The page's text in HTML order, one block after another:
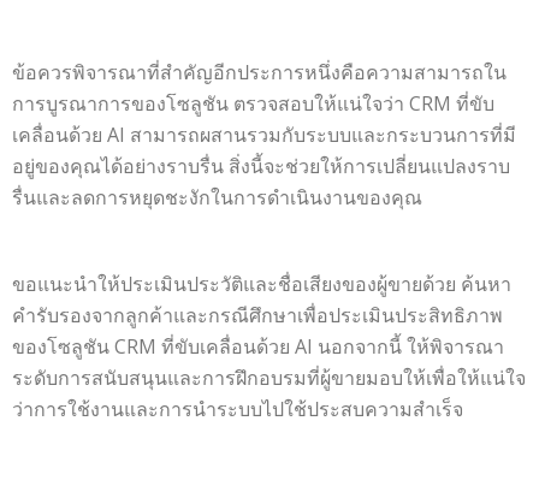
ข้อควรพิจารณาที่สำคัญอีกประการหนึ่งคือความสามารถใน
การบูรณาการของโซลูชัน ตรวจสอบให้แน่ใจว่า CRM ที่ขับ
เคลื่อนด้วย AI สามารถผสานรวมกับระบบและกระบวนการที่มี
อยู่ของคุณได้อย่างราบรื่น สิ่งนี้จะช่วยให้การเปลี่ยนแปลงราบ
รื่นและลดการหยุดชะงักในการดำเนินงานของคุณ
ขอแนะนำให้ประเมินประวัติและชื่อเสียงของผู้ขายด้วย ค้นหา
คำรับรองจากลูกค้าและกรณีศึกษาเพื่อประเมินประสิทธิภาพ
ของโซลูชัน CRM ที่ขับเคลื่อนด้วย AI นอกจากนี้ ให้พิจารณา
ระดับการสนับสนุนและการฝึกอบรมที่ผู้ขายมอบให้เพื่อให้แน่ใจ
ว่าการใช้งานและการนำระบบไปใช้ประสบความสำเร็จ